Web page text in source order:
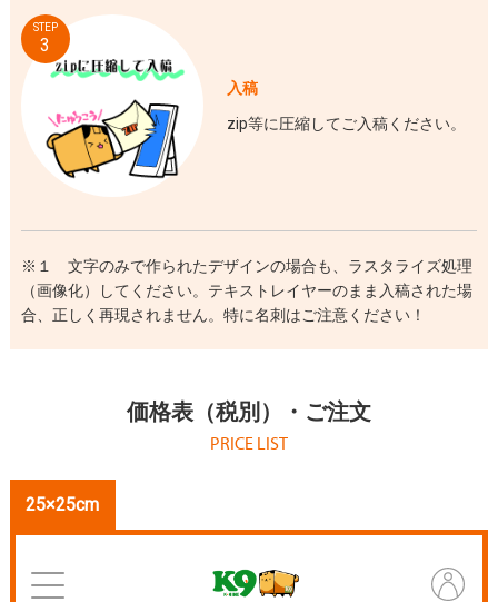
STEP
3
入稿
zip等に圧縮してご入稿ください。
※１ 文字のみで作られたデザインの場合も、ラスタライズ処理
（画像化）してください。テキストレイヤーのまま入稿された場
合、正しく再現されません。特に名刺はご注意ください！
価格表（税別）・ご注文
PRICE LIST
25×25cm